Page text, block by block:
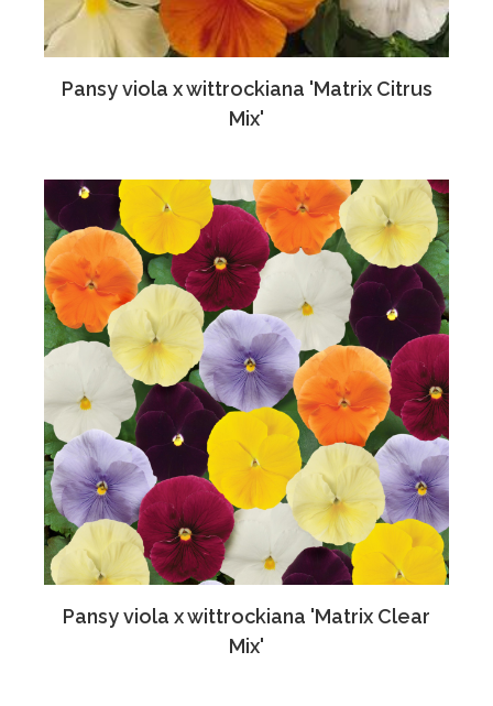
Pansy viola x wittrockiana 'Matrix Citrus
Mix'
Pansy viola x wittrockiana 'Matrix Clear
Mix'